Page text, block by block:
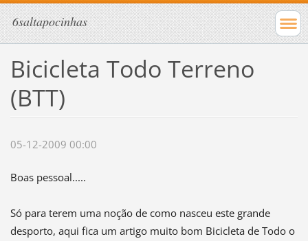
6saltapocinhas
Bicicleta Todo Terreno
(BTT)
05-12-2009 00:00
Boas pessoal.....
Só para terem uma noção de como nasceu este grande
desporto, aqui fica um artigo muito bom Bicicleta de Todo o